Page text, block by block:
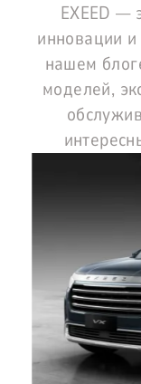
EXEED —
инновации
нашем
моделей,